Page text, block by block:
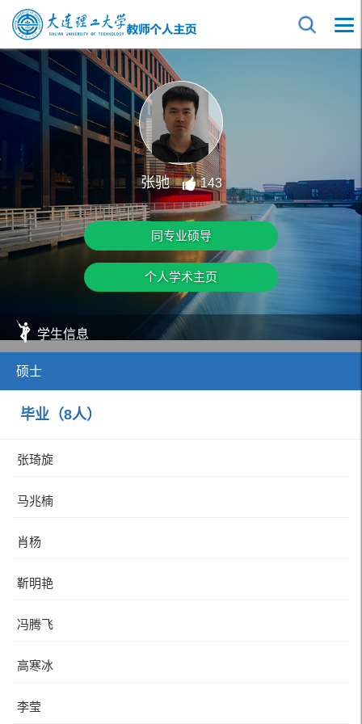
张驰 143
同专业硕导
个人学术主页
学生信息
硕士
毕业（8人）
张琦旋
马兆楠
肖杨
靳明艳
冯腾飞
高寒冰
李莹